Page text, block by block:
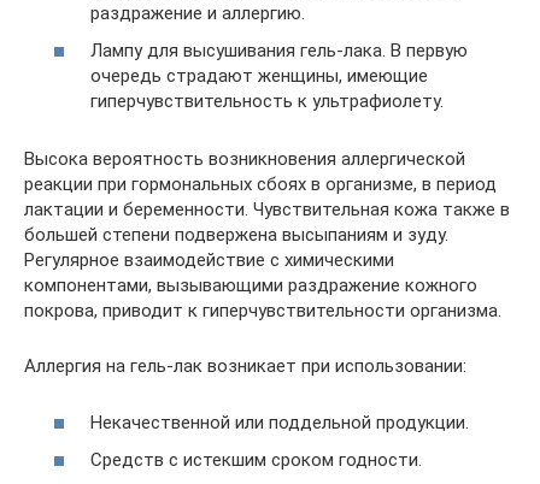
раздражение и аллергию.
Лампу для высушивания гель-лака. В первую
очередь страдают женщины, имеющие
гиперчувствительность к ультрафиолету.
Высока вероятность возникновения аллергической
реакции при гормональных сбоях в организме, в период
лактации и беременности. Чувствительная кожа также в
большей степени подвержена высыпаниям и зуду.
Регулярное взаимодействие с химическими
компонентами, вызывающими раздражение кожного
покрова, приводит к гиперчувствительности организма.
Аллергия на гель-лак возникает при использовании:
Некачественной или поддельной продукции.
Средств с истекшим сроком годности.